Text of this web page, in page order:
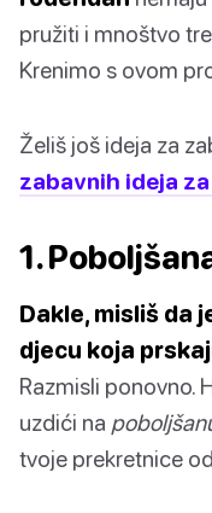
pružiti i mnoštvo
Krenimo s ovom
Želiš još ideja za
zabavnih ideja
1.
Dakle, misliš da
djecu koja
Razmisli ponovno.
uzdići na
tvoje prekretnice